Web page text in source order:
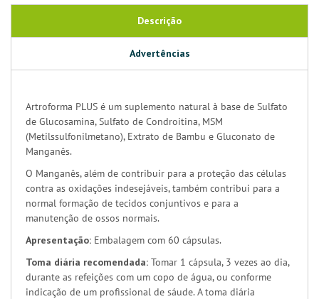
Descrição
Advertências
Artroforma PLUS é um suplemento natural à base de Sulfato
de Glucosamina, Sulfato de Condroitina, MSM
(Metilssulfonilmetano), Extrato de Bambu e Gluconato de
Manganês.
O Manganês, além de contribuir para a proteção das células
contra as oxidações indesejáveis, também contribui para a
normal formação de tecidos conjuntivos e para a
manutenção de ossos normais.
Apresentação: Embalagem com 60 cápsulas.
Toma diária recomendada: Tomar 1 cápsula, 3 vezes ao dia,
durante as refeições com um copo de água, ou conforme
indicação de um profissional de sáude. A toma diária